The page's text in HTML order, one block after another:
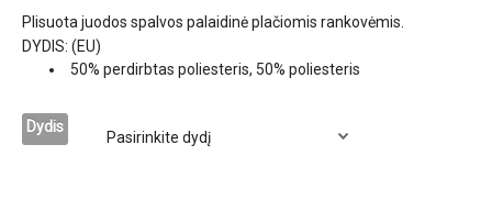
Plisuota juodos spalvos palaidinė plačiomis rankovėmis.
DYDIS: (EU)
50% perdirbtas poliesteris, 50% poliesteris
Dydis